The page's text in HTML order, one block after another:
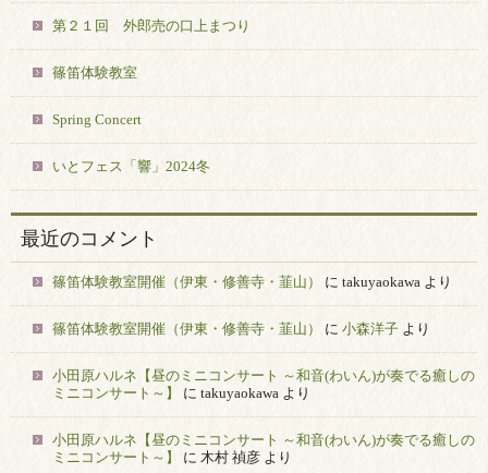
第２１回 外郎売の口上まつり
篠笛体験教室
Spring Concert
いとフェス「響」2024冬
最近のコメント
篠笛体験教室開催（伊東・修善寺・韮山） に takuyaokawa より
篠笛体験教室開催（伊東・修善寺・韮山） に 小森洋子 より
小田原ハルネ【昼のミニコンサート ～和音(わいん)が奏でる癒しの
ミニコンサート～】
に takuyaokawa より
小田原ハルネ【昼のミニコンサート ～和音(わいん)が奏でる癒しの
ミニコンサート～】
に 木村 禎彦 より